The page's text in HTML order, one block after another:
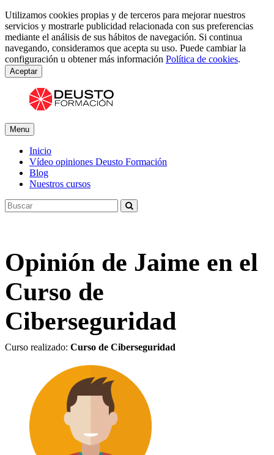
Utilizamos cookies propias y de terceros para mejorar nuestros
servicios y mostrarle publicidad relacionada con sus preferencias
mediante el análisis de sus hábitos de navegación. Si continua
navegando, consideramos que acepta su uso. Puede cambiar la
configuración u obtener más información Política de cookies.
Aceptar
Menu
Inicio
Vídeo opiniones Deusto Formación
Blog
Nuestros cursos
Opinión de Jaime en el
Curso de
Ciberseguridad
Curso realizado: Curso de Ciberseguridad